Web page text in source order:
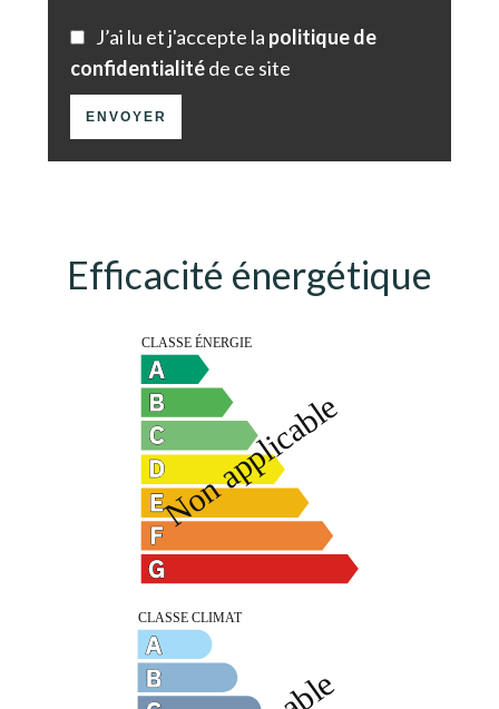
J’ai lu et j'accepte la politique de
confidentialitéde ce site
ENVOYER
Efficacité énergétique